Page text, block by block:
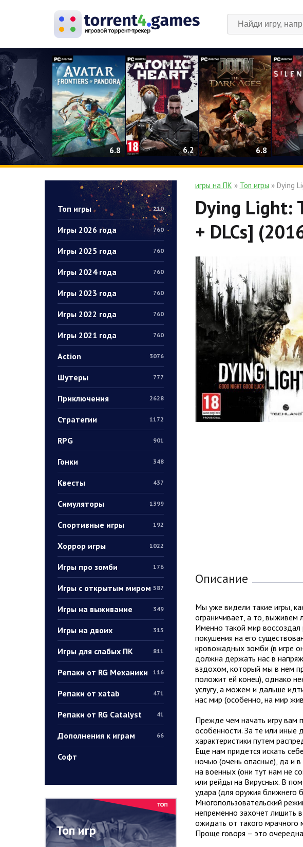
6.8 6.2 6.8
Топ игры 210
Игры 2026 года 760
Игры 2025 года 760
Игры 2024 года 760
Игры 2023 года 760
Игры 2022 года 760
Игры 2021 года 760
Action 3076
Шутеры 777
Приключения 2628
Стратегии 1172
RPG 901
Гонки 348
Квесты 437
Симуляторы 1399
Спортивные игры 192
Хоррор игры 1022
Игры про зомби 176
Игры с открытым миром 587
Игры на выживание 349
Игры на двоих 315
Игры для слабых ПК 811
Репаки от RG Механики 116
Репаки от xatab 471
Репаки от RG Catalyst 41
Дополнения к играм 66
Софт
Топ игр
игры на ПК » Топ игры » Dying
Dying Light:
+ DLCs]
Описание
Мы уже видели такие игры,
ограничивает, а то, выживем
Именно такой мир
покушения на его
кровожадных зомби (в игре
должна держать нас в
вздохом, который мы в нем
положит ей конец), однако
услугу, а можем и дальше
нас мир (особенно, на мир
Прежде чем начать игру вам
особенности. За те или иные
характеристики путем
Еще нам придется искать
ночью (очень опасные), да и
на военных (они тут нам не
или рейды на Вирусных. В
удара (для оружия ближнего
Многопользовательский
непременно захочет лишить
ожидать от такого мрачного
Проще говоря – это